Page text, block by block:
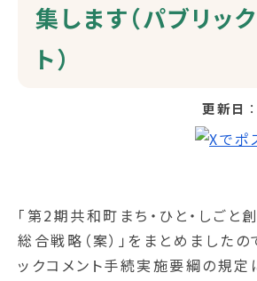
集します（パブリッ
ト）
更新日
「第2期共和町まち・ひと・しごと
総合戦略（案）」をまとめましたの
ックコメント手続実施要綱の規定